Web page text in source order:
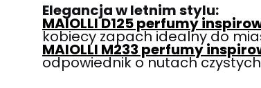
Elegancja w letnim stylu:
MAIOLLI D125 perfumy
kobiecy zapach idealny do
MAIOLLI M233 perfumy
odpowiednik o nutach